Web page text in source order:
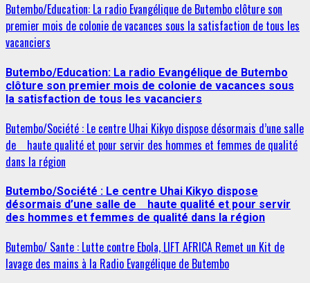
Butembo/Education: La radio Evangélique de Butembo clôture son
premier mois de colonie de vacances sous la satisfaction de tous les
vacanciers
Butembo/Education: La radio Evangélique de Butembo
clôture son premier mois de colonie de vacances sous
la satisfaction de tous les vacanciers
Butembo/Société : Le centre Uhai Kikyo dispose désormais d’une salle
de haute qualité et pour servir des hommes et femmes de qualité
dans la région
Butembo/Société : Le centre Uhai Kikyo dispose
désormais d’une salle de haute qualité et pour servir
des hommes et femmes de qualité dans la région
Butembo/ Sante : Lutte contre Ebola, LIFT AFRICA Remet un Kit de
lavage des mains à la Radio Evangélique de Butembo